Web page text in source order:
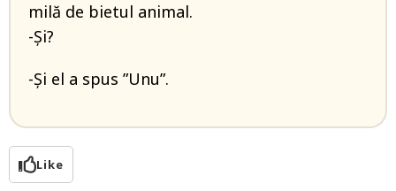
milă de bietul animal.
-Și?
-Și el a spus ”Unu”.
Like